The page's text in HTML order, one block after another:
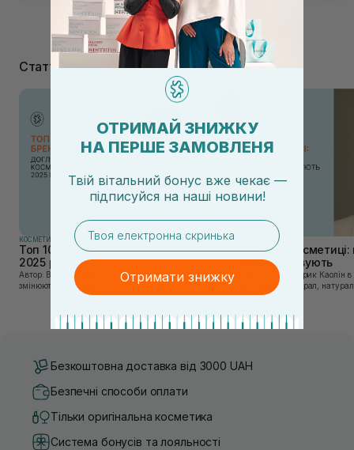
Статті
КОСМЕТИКА
Топ 10 брендів доглядової косметики у
2025 році
Автор: Віка Нагорна У сучасному світі, де тренди
змінюються зі швидкістю світла, а ринок популярної
косметики переповнений новими пропозиціями, вибір
КОСМЕТИКА
Каолін в
використовують
Автор: Юлія Цебрик Каолін в косметології – це
природний мінерал,
безліч переваг для шкіри
Безкоштовна доставка від 3000 UAH
Безпечні способи оплати
Тільки оригінальна косметика
Система бонусів та лояльності
ОТРИМАЙ ЗНИЖКУ
НА ПЕРШЕ ЗАМОВЛЕНЯ
Твій вітальний бонус вже чекає —
підписуйся на наші новини!
email
Отримати знижку